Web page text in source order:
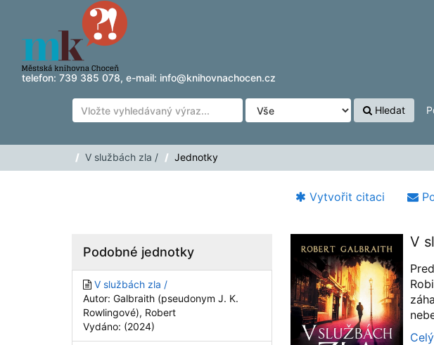
Přeskočit na obsah
telefon: 739 385 078, e-mail: info@knihovnachocen.cz
Hledat
V službách zla / Jednotky
Vytvořit citaci
V
Podobné jednotky
V službách zla /
Autor: Galbraith (pseudonym J. K.
Rowlingové), Robert
Vydáno: (2024)